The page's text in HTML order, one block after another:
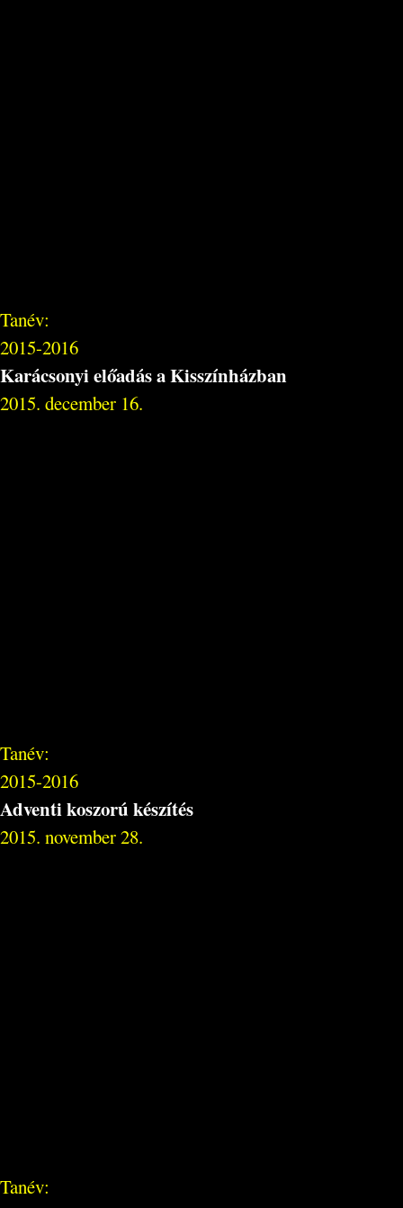
Tanév:
2015-2016
Karácsonyi előadás a Kisszínházban
2015. december 16.
Tanév:
2015-2016
Adventi koszorú készítés
2015. november 28.
Tanév: